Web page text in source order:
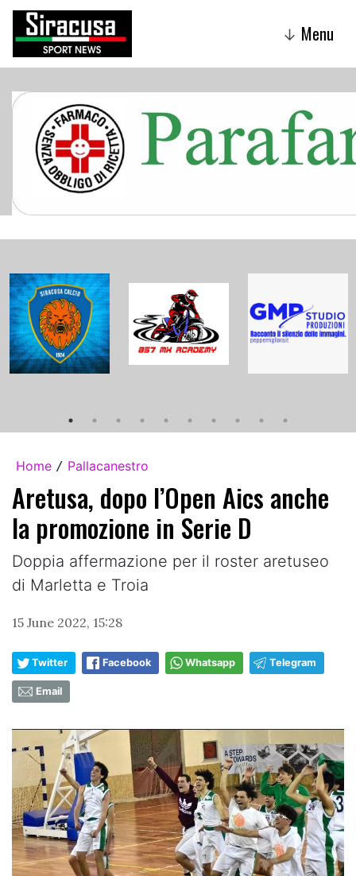
↓ Menu
Home / Pallacanestro
Aretusa, dopo l’Open Aics anche
la promozione in Serie D
Doppia affermazione per il roster aretuseo
di Marletta e Troia
15 June 2022, 15:28
Twitter Facebook Whatsapp Telegram
Email